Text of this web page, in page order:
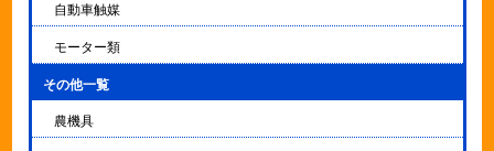
自動車触媒
モーター類
その他一覧
農機具